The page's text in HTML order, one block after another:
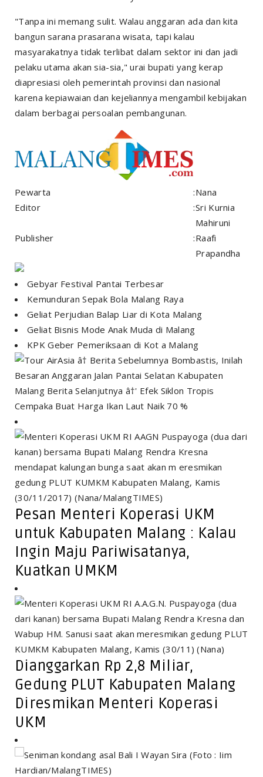
"Tanpa ini memang sulit. Walau anggaran ada dan kita
bangun sarana prasarana wisata, tapi kalau
masyarakatnya tidak terlibat dalam sektor ini dan jadi
pelaku utama akan sia-sia," urai bupati yang kerap
diapresiasi oleh pemerintah provinsi dan nasional
karena kepiawaian dan kejeliannya mengambil kebijakan
dalam berbagai persoalan pembangunan.
Pewarta :Nana
Editor
:Sri Kurnia
Mahiruni
Publisher
:Raafi
Prapandha
Gebyar Festival Pantai Terbesar
Kemunduran Sepak Bola Malang Raya
Geliat Perjudian Balap Liar di Kota Malang
Geliat Bisnis Mode Anak Muda di Malang
KPK Geber Pemeriksaan di Kot a Malang
â† Berita Sebelumnya Bombastis, Inilah
Besaran Anggaran Jalan Pantai Selatan Kabupaten
Malang Berita Selanjutnya â†' Efek Siklon Tropis
Cempaka Buat Harga Ikan Laut Naik 70 %
Pesan Menteri Koperasi UKM
untuk Kabupaten Malang : Kalau
Ingin Maju Pariwisatanya,
Kuatkan UMKM
Dianggarkan Rp 2,8 Miliar,
Gedung PLUT Kabupaten Malang
Diresmikan Menteri Koperasi
UKM